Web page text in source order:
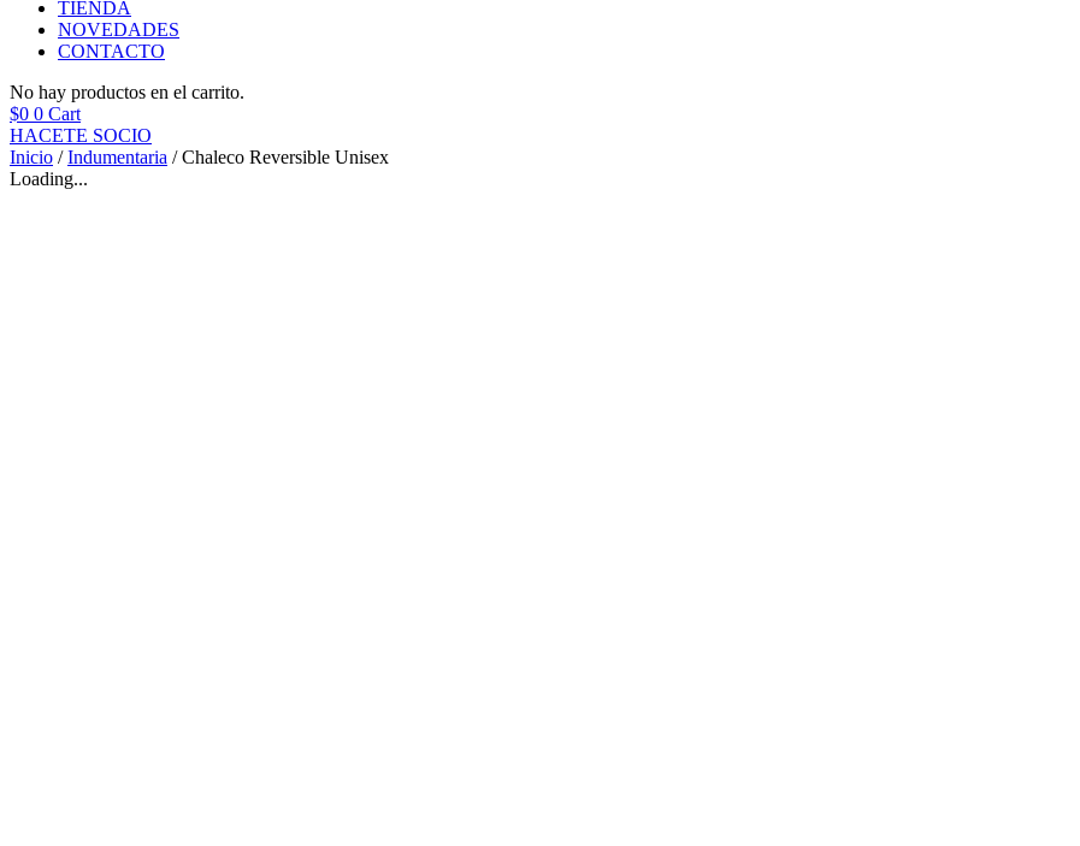
TIENDA
NOVEDADES
CONTACTO
No hay productos en el carrito.
$0 0 Cart
HACETE SOCIO
Inicio /Indumentaria / Chaleco Reversible Unisex
Loading...